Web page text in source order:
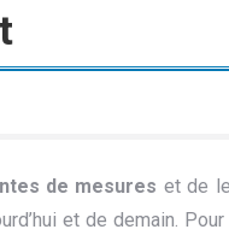
de mesures et de
et de demain.